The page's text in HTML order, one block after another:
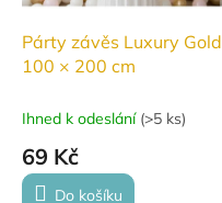
Párty závěs Luxury
100 × 200 cm
Ihned k odeslání (>5 ks)
69 Kč
Do košíku